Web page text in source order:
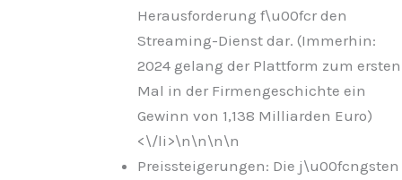
Herausforderung f\u00fcr den
Streaming-Dienst dar. (Immerhin:
2024 gelang der Plattform zum ersten
Mal in der Firmengeschichte ein
Gewinn von 1,138 Milliarden Euro)
<\/li>\n\n\n\n
Preissteigerungen: Die j\u00fcngsten